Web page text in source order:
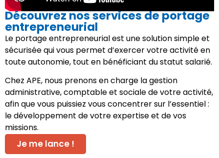
Découvrez nos services de portage
entrepreneurial
Le portage entrepreneurial est une solution simple et
sécurisée qui vous permet d’exercer votre activité en
toute autonomie, tout en bénéficiant du statut salarié.
Chez APE, nous prenons en charge la gestion
administrative, comptable et sociale de votre activité,
afin que vous puissiez vous concentrer sur l’essentiel :
le développement de votre expertise et de vos
missions.
Je me lance !